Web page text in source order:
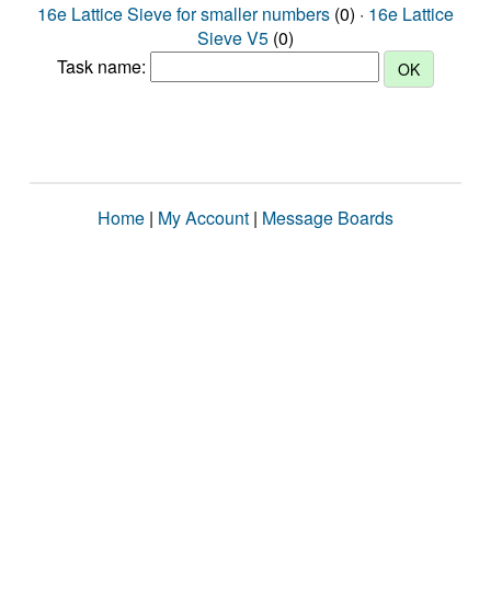
16e Lattice Sieve for smaller numbers (0) · 16e Lattice
Sieve V5 (0)
Task name:
Home | My Account | Message Boards